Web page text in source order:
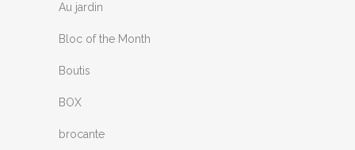
Au jardin
Bloc of the Month
Boutis
BOX
brocante